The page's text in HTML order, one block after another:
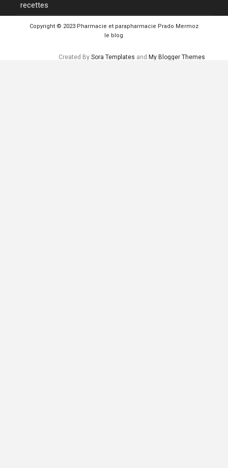
recettes
Copyright © 2023 Pharmacie et parapharmacie Prado Mermoz
le blog
Created BySora Templates and My Blogger Themes